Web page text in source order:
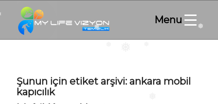
❅ ❅
❅
Şunun için etiket arşivi: ankara mobil
kapıcılık